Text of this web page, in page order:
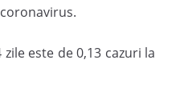
este de 0,13 cazuri la